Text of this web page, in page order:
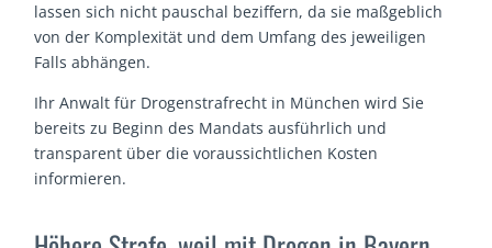
lassen sich nicht pauschal beziffern, da sie maßgeblich
von der Komplexität und dem Umfang des jeweiligen
Falls abhängen.
Ihr Anwalt für Drogenstrafrecht in München wird Sie
bereits zu Beginn des Mandats ausführlich und
transparent über die voraussichtlichen Kosten
informieren.